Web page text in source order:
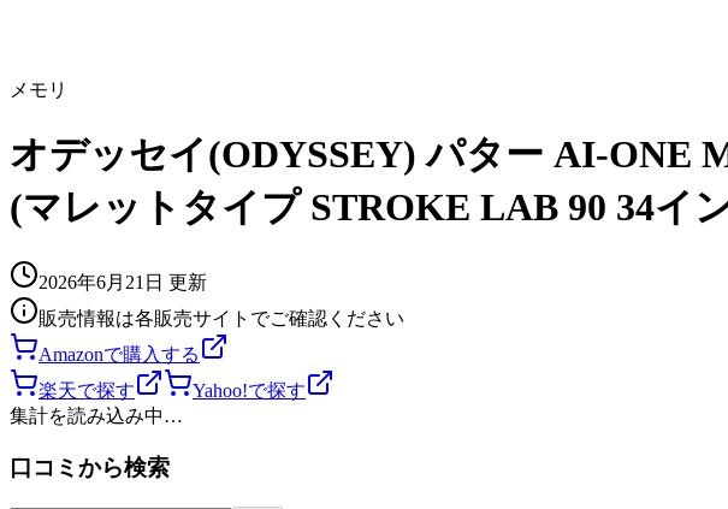
メモリ
オデッセイ(ODYSSEY) パター AI-ONE
(マレットタイプ STROKE LAB 90 34イ
2026年6月21日 更新
販売情報は各販売サイトでご確認ください
Amazonで購入する
楽天で探す
Yahoo!で探す
集計を読み込み中…
口コミから検索